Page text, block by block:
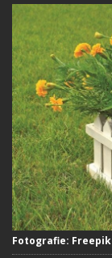
Fotografie: Freepik